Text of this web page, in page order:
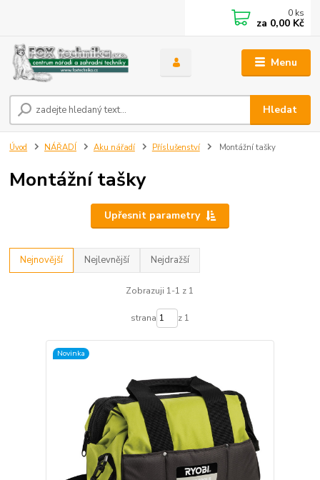
Menu
Hledat
0 ks
za 0,00 Kč
Úvod NÁŘADÍ Aku nářadí Příslušenství Montážní tašky
Montážní tašky
Upřesnit parametry
Nejnovější Nejlevnější Nejdražší
Zobrazuji 1-1 z 1
strana z 1
Novinka